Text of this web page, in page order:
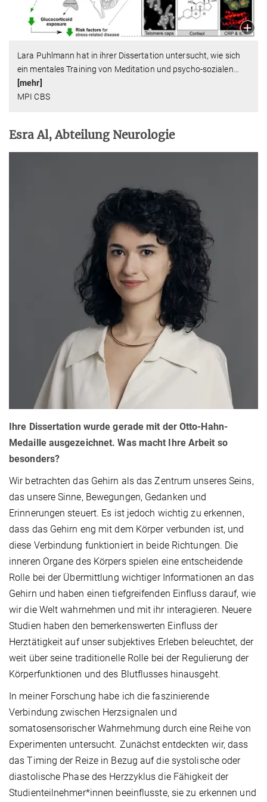
Lara Puhlmann hat in ihrer Dissertation untersucht, wie sich
ein mentales Training von Meditation und psycho-sozialen
[mehr]
MPI CBS
Esra Al, Abteilung Neurologie
Ihre Dissertation wurde gerade mit der Otto-Hahn-
Medaille ausgezeichnet. Was macht Ihre Arbeit so
besonders?
Wir betrachten das Gehirn als das Zentrum unseres Seins,
das unsere Sinne, Bewegungen, Gedanken und
Erinnerungen steuert. Es ist jedoch wichtig zu erkennen,
dass das Gehirn eng mit dem Körper verbunden ist, und
diese Verbindung funktioniert in beide Richtungen. Die
inneren Organe des Körpers spielen eine entscheidende
Rolle bei der Übermittlung wichtiger Informationen an das
Gehirn und haben einen tiefgreifenden Einfluss darauf, wie
wir die Welt wahrnehmen und mit ihr interagieren. Neuere
Studien haben den bemerkenswerten Einfluss der
Herztätigkeit auf unser subjektives Erleben beleuchtet, der
weit über seine traditionelle Rolle bei der Regulierung der
Körperfunktionen und des Blutflusses hinausgeht.
In meiner Forschung habe ich die faszinierende
Verbindung zwischen Herzsignalen und
somatosensorischer Wahrnehmung durch eine Reihe von
Experimenten untersucht. Zunächst entdeckten wir, dass
das Timing der Reize in Bezug auf die systolische oder
diastolische Phase des Herzzyklus die Fähigkeit der
Studienteilnehmer*innen beeinflusste, sie zu erkennen und